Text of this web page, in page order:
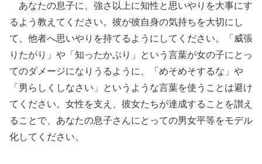
あなたの息子に、強さ以上に知性と思いやりを大事にす
るよう教えてください。彼が彼自身の気持ちを大切にし
て、他者へ思いやりを持てるようにしてください。「威張
りたがり」や「知ったかぶり」という言葉が女の子にとっ
てのダメージになりうるように、「めそめそするな」や
「男らしくしなさい」というような言葉を使うことは避け
てください。女性を支え、彼女たちが達成することを讃え
ることで、あなたの息子さんにとっての男女平等をモデル
化してください。